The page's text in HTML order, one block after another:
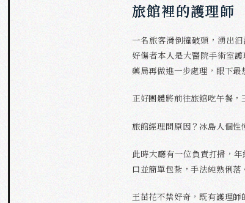
旅館裡的護理師
一名旅客滑倒撞破頭，湧出
好傷者本人是大醫院手術室
藥局再做進一步處理，眼下最
正好團體將前往旅館吃午餐
旅館經理問原因？冰島人個
此時大廳有一位負責打掃，
口並簡單包紮，手法純熟俐落
王苗花不禁好奇，既有護理